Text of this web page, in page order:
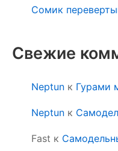
Сомик
Свежие
Neptun к Гурами
Neptun к
Fast к